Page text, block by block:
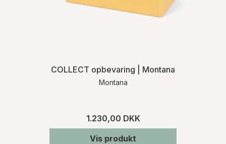
COLLECT opbevaring | Montana
Montana
1.230,00 DKK
Vis produkt